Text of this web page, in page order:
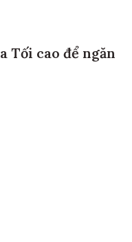
Tối cao để ngăn